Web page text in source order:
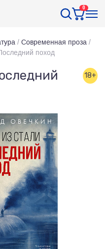
0
/ Современная проза /
поход
18+